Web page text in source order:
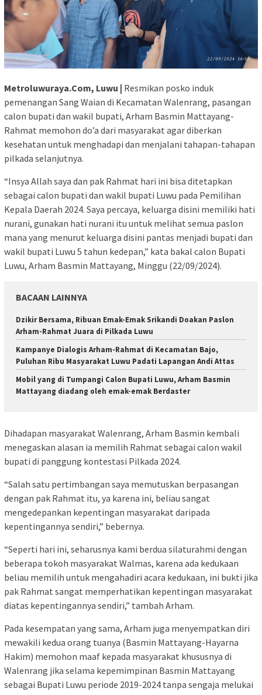
Metroluwuraya.Com, Luwu | Resmikan posko induk
pemenangan Sang Waian di Kecamatan Walenrang, pasangan
calon bupati dan wakil bupati, Arham Basmin Mattayang-
Rahmat memohon do’a dari masyarakat agar diberkan
kesehatan untuk menghadapi dan menjalani tahapan-tahapan
pilkada selanjutnya.
“Insya Allah saya dan pak Rahmat hari ini bisa ditetapkan
sebagai calon bupati dan wakil bupati Luwu pada Pemilihan
Kepala Daerah 2024. Saya percaya, keluarga disini memiliki hati
nurani, gunakan hati nurani itu untuk melihat semua paslon
mana yang menurut keluarga disini pantas menjadi bupati dan
wakil bupati Luwu 5 tahun kedepan,” kata bakal calon Bupati
Luwu, Arham Basmin Mattayang, Minggu (22/09/2024).
BACAAN LAINNYA
Dzikir Bersama, Ribuan Emak-Emak Srikandi Doakan Paslon
Arham-Rahmat Juara di Pilkada Luwu
Kampanye Dialogis Arham-Rahmat di Kecamatan Bajo,
Puluhan Ribu Masyarakat Luwu Padati Lapangan Andi Attas
Mobil yang di Tumpangi Calon Bupati Luwu, Arham Basmin
Mattayang diadang oleh emak-emak Berdaster
Dihadapan masyarakat Walenrang, Arham Basmin kembali
menegaskan alasan ia memilih Rahmat sebagai calon wakil
bupati di panggung kontestasi Pilkada 2024.
“Salah satu pertimbangan saya memutuskan berpasangan
dengan pak Rahmat itu, ya karena ini, beliau sangat
mengedepankan kepentingan masyarakat daripada
kepentingannya sendiri,” bebernya.
“Seperti hari ini, seharusnya kami berdua silaturahmi dengan
beberapa tokoh masyarakat Walmas, karena ada kedukaan
beliau memilih untuk mengahadiri acara kedukaan, ini bukti jika
pak Rahmat sangat memperhatikan kepentingan masyarakat
diatas kepentingannya sendiri,” tambah Arham.
Pada kesempatan yang sama, Arham juga menyempatkan diri
mewakili kedua orang tuanya (Basmin Mattayang-Hayarna
Hakim) memohon maaf kepada masyarakat khususnya di
Walenrang jika selama kepemimpinan Basmin Mattayang
sebagai Bupati Luwu periode 2019-2024 tanpa sengaja melukai